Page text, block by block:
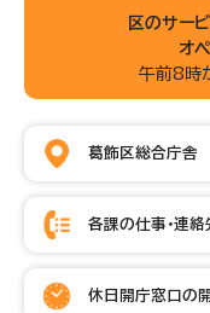
区のサー
オ
午前8時
葛飾区総合庁舎
各課の仕事・連絡
休日開庁窓口の